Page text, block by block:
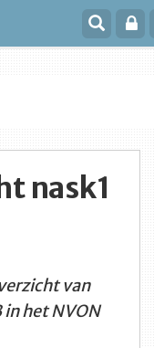
nask1
van
in het NVON